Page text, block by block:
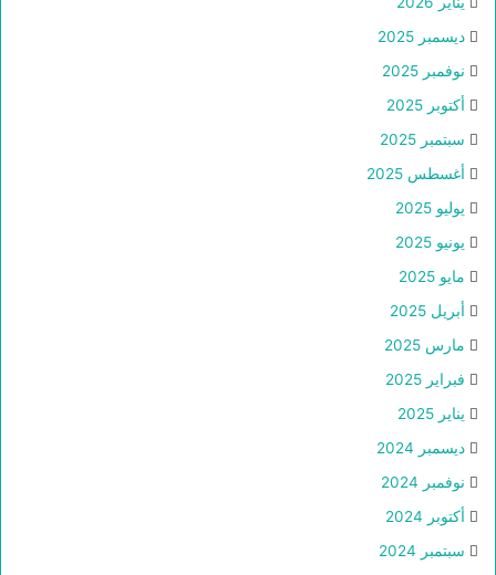
ديسمبر 2025
نوفمبر 2025
أكتوبر 2025
سبتمبر 2025
أغسطس 2025
يوليو 2025
يونيو 2025
مايو 2025
أبريل 2025
مارس 2025
فبراير 2025
يناير 2025
ديسمبر 2024
نوفمبر 2024
أكتوبر 2024
سبتمبر 2024